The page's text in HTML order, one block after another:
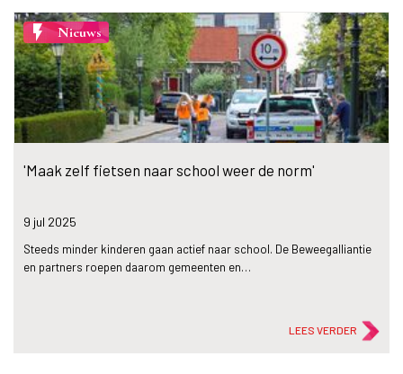
flash_on Nieuws
'Maak zelf fietsen naar school weer de norm'
9 jul 2025
Steeds minder kinderen gaan actief naar school. De Beweegalliantie
en partners roepen daarom gemeenten en…
LEES VERDER